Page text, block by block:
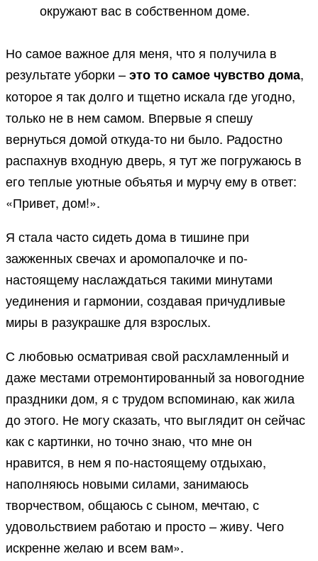
окружают вас в собственном доме.
Но самое важное для меня, что я получила в
результате уборки –это то самое чувство дома,
которое я так долго и тщетно искала где угодно,
только не в нем самом. Впервые я спешу
вернуться домой откуда-то ни было. Радостно
распахнув входную дверь, я тут же погружаюсь в
его теплые уютные объятья и мурчу ему в ответ:
«Привет, дом!».
Я стала часто сидеть дома в тишине при
зажженных свечах и аромопалочке и по-
настоящему наслаждаться такими минутами
уединения и гармонии, создавая причудливые
миры в разукрашке для взрослых.
С любовью осматривая свой расхламленный и
даже местами отремонтированный за новогодние
праздники дом, я с трудом вспоминаю, как жила
до этого. Не могу сказать, что выглядит он сейчас
как с картинки, но точно знаю, что мне он
нравится, в нем я по-настоящему отдыхаю,
наполняюсь новыми силами, занимаюсь
творчеством, общаюсь с сыном, мечтаю, с
удовольствием работаю и просто – живу. Чего
искренне желаю и всем вам».